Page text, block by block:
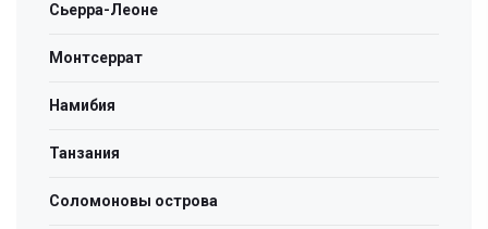
Сьерра-Леоне
Монтсеррат
Намибия
Танзания
Cоломоновы острова